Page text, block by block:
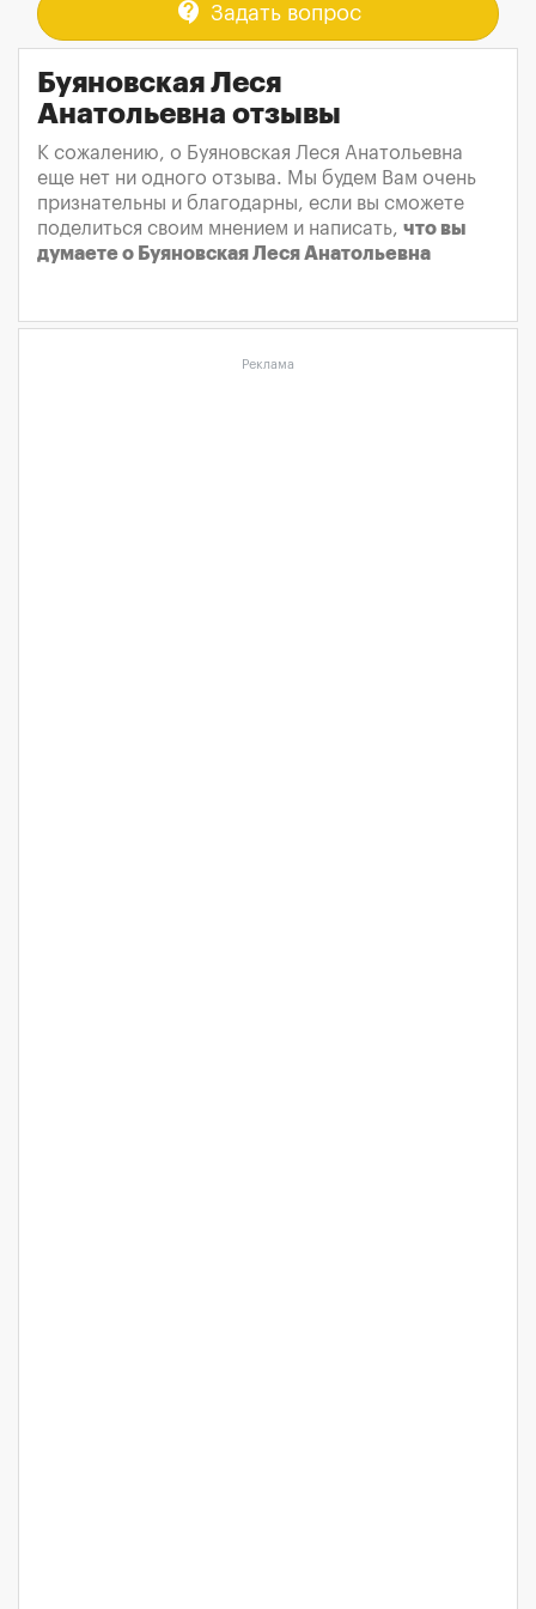
contact_support Задать вопрос
Буяновская Леся
Анатольевна отзывы
К сожалению, о Буяновская Леся Анатольевна
еще нет ни одного отзыва. Мы будем Вам очень
признательны и благодарны, если вы сможете
поделиться своим мнением и написать, что вы
думаете о Буяновская Леся Анатольевна
Реклама